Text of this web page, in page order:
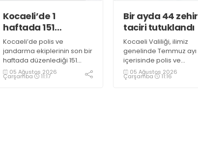
Kocaeli’de 1
haftada 151
uyuşturucu
operasyonu
Kocaeli’de polis ve
jandarma ekiplerinin son bir
haftada düzenlediği 151
uyuşturucu operasyonunda
161 şüpheli hakkında adli
05 Ağustos 2026
Çarşamba 11:17
Bir ayda 44 zehir
taciri tutuklandı
Kocaeli Valiliği, ilimiz
genelinde Temmuz ayı
içerisinde polis ve
jandarma ekiplerince
uyuşturucu ile mücadele
05 Ağustos 2026
Çarşamba 11:16